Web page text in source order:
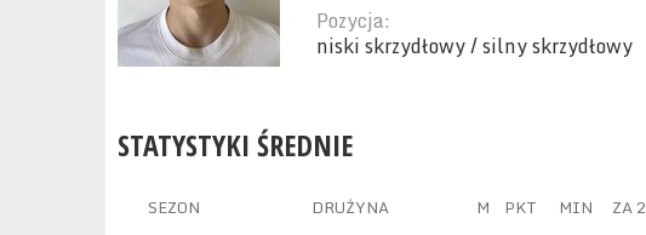
Pozycja:
niski skrzydłowy / silny skrzydłowy
STATYSTYKI ŚREDNIE
SEZON DRUŻYNA M PKT MIN ZA 2